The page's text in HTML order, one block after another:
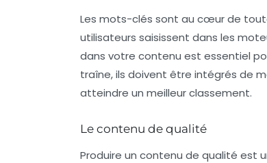
Les mots-clés sont au cœur de
utilisateurs saisissent dans les
dans votre contenu est essentiel
traîne, ils doivent être intégrés de
atteindre un meilleur classement.
Le contenu de qualité
Produire un contenu de qualité est